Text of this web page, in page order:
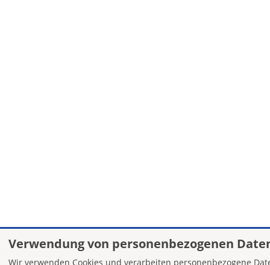
Verwendung von personenbezogenen
Wir verwenden Cookies und verarbeiten personenbezogene